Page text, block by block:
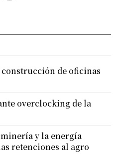
construcción de oficinas
overclocking de la
y la energía
retenciones al agro